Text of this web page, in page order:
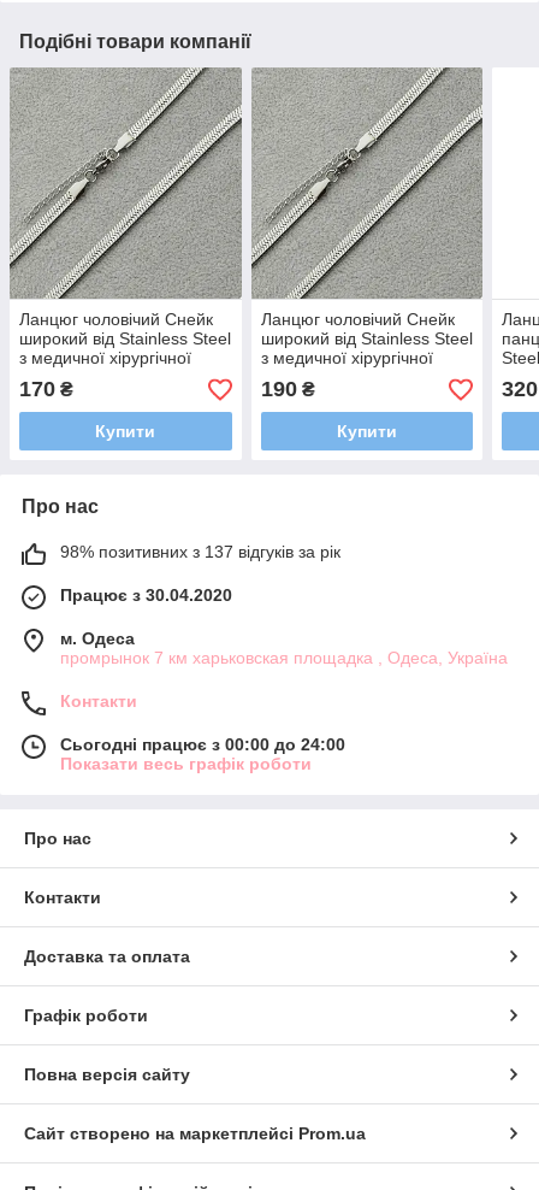
Подібні товари компанії
Ланцюг чоловічий Снейк
широкий від Stainless Steel
з медичної хірургічної
сталі довжина 55 см 3 мм
колір срібло
170 ₴
Купити
Ланцюг чоловічий Снейк
широкий від Stainless Steel
з медичної хірургічної
сталі довжина 55 см 5 мм
колір срібло
190₴
Купити
55
320
Про нас
98% позитивних з 137 відгуків за рік
Працює з 30.04.2020
м. Одеса
промрынок 7 км харьковская площадка , Одеса, Україна
Контакти
Сьогодні працює з 00:00 до 24:00
Показати весь графік роботи
Про нас
Контакти
Доставка та оплата
Графік роботи
Повна версія сайту
Сайт створено на маркетплейсі Prom.ua